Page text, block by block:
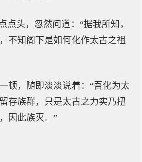
点头，忽然问道：“据我所知，
不知阁下是如何化作太古之祖
顿，随即淡淡说着：“吾化为太
存族群，只是太古之力实乃扭
因此族灭。”